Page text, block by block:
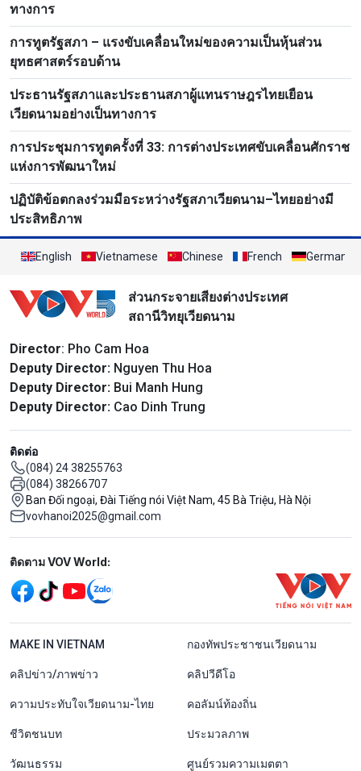
ทางการ
การทูตรัฐสภา – แรงขับเคลื่อนใหม่ของความเป็นหุ้นส่วน
ยุทธศาสตร์รอบด้าน
ประธานรัฐสภาและประธานสภาผู้แทนราษฎรไทยเยือน
เวียดนามอย่างเป็นทางการ
การประชุมการทูตครั้งที่ 33: การต่างประเทศขับเคลื่อนศักราช
แห่งการพัฒนาใหม่
ปฏิบัติข้อตกลงร่วมมือระหว่างรัฐสภาเวียดนาม–ไทยอย่างมี
ประสิทธิภาพ
English Vietnamese Chinese French German
ส่วนกระจายเสียงต่างประเทศ
สถานีวิทยุเวียดนาม
Director: Pho Cam Hoa
Deputy Director: Nguyen Thu Hoa
Deputy Director: Bui Manh Hung
Deputy Director: Cao Dinh Trung
ติดต่อ
(084) 24 38255763
(084) 38266707
Ban Đối ngoại, Đài Tiếng nói Việt Nam, 45 Bà Triệu, Hà Nội
vovhanoi2025@gmail.com
Mạng xã hội
ติดตาม VOV World:
menu footer tiếng Thái
MAKE IN VIETNAM กองทัพประชาชนเวียดนาม
คลิปข่าว/ภาพข่าว คลิปวีดีโอ
ความประทับใจเวียดนาม-ไทย คอลัมน์ท้องถิ่น
ชีวิตชนบท ประมวลภาพ
วัฒนธรรม ศูนย์รวมความเมตตา